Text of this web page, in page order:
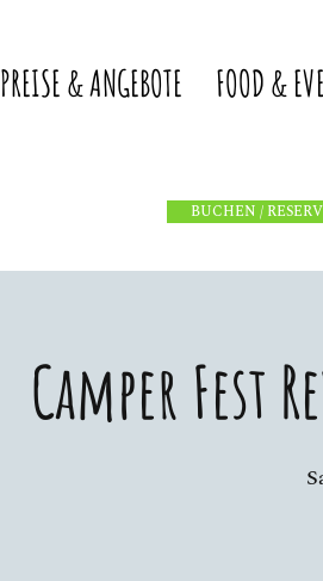
PREISE & ANGEBOTE FOOD &
BUCHEN /
Camper Fest